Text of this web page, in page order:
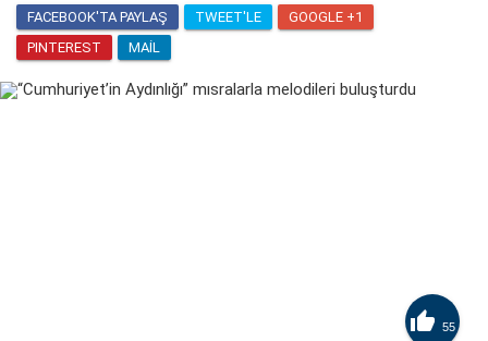
FACEBOOK'TA PAYLAŞ TWEET'LE
GOOGLE +1
PINTEREST
MAIL
 55